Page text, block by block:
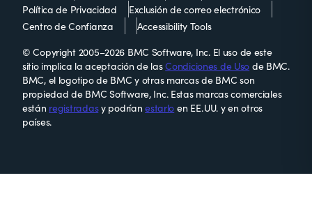
Política de Privacidad
Exclusión de correo electrónico
Centro de Confianza
Accessibility Tools
© Copyright 2005–2026 BMC Software, Inc. El uso de este
sitio implica la aceptación de lasCondiciones de Uso de BMC.
BMC, el logotipo de BMC y otras marcas de BMC son
propiedad de BMC Software, Inc. Estas marcas comerciales
están registradasy podríanestarlo en EE. UU. y en otros
países.